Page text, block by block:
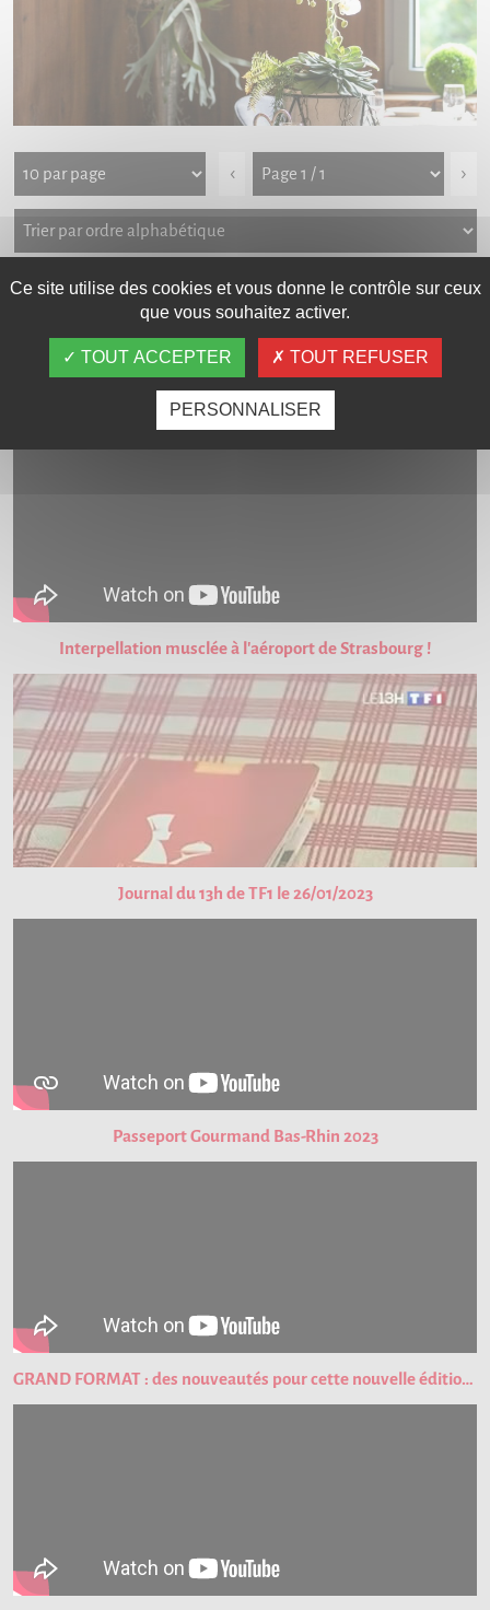
‹ ›
Carte interactive
LES VIDÉOS
Interpellation musclée à l'aéroport de Strasbourg !
Journal du 13h de TF1 le 26/01/2023
Passeport Gourmand Bas-Rhin 2023
GRAND FORMAT : des nouveautés pour cette nouvelle édition du Passeport Gourmand !
Ce site utilise des cookies et vous donne le contrôle sur ceux
que vous souhaitez activer.
TOUT ACCEPTER TOUT REFUSER
PERSONNALISER